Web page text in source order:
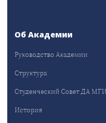
Об Академии
Руководство Академии
Структура
Студенческий Совет ДА
История